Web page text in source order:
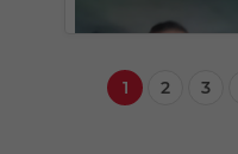
1 2 3